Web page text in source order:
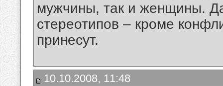
мужчины, так и женщины.
стереотипов – кроме
принесут.
10.10.2008, 11:48